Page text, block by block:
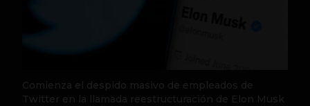
Comienza el despido masivo de empleados de
Twitter en la llamada reestructuración de Elon Musk